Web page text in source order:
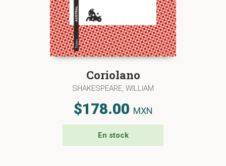
Coriolano
SHAKESPEARE, WILLIAM
$178.00 MXN
En stock